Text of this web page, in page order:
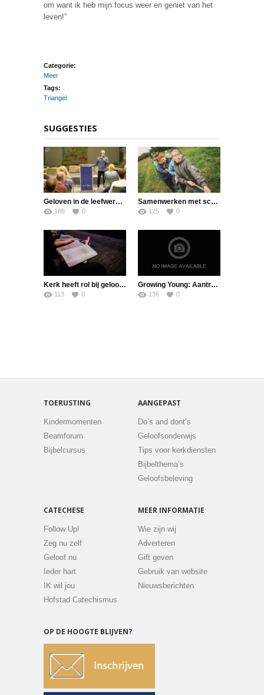
om want ik heb mijn focus weer en geniet van het
leven!”
Categorie:
Meer
Tags:
Triangel
SUGGESTIES
Geloven in de leefwereld van jongeren – door Corjan Matsinger
188 0
Samenwerken met scholen doe je zo
125 0
Kerk heeft rol bij geloofsopvoeding
113 0
Growing Young: Aantrekkelijk kerk-zijn met jongeren
136 0
TOERUSTING
Kindermomenten
Beamforum
Bijbelcursus
AANGEPAST
Do’s and dont’s
Geloofsonderwijs
Tips voor kerkdiensten
Bijbelthema’s
Geloofsbeleving
CATECHESE
Follow Up!
Zeg nu zelf
Geloof.nu
Ieder hart
IK wil jou
Hofstad Catechismus
MEER INFORMATIE
Wie zijn wij
Adverteren
Gift geven
Gebruik van website
Nieuwsberichten
OP DE HOOGTE BLIJVEN?